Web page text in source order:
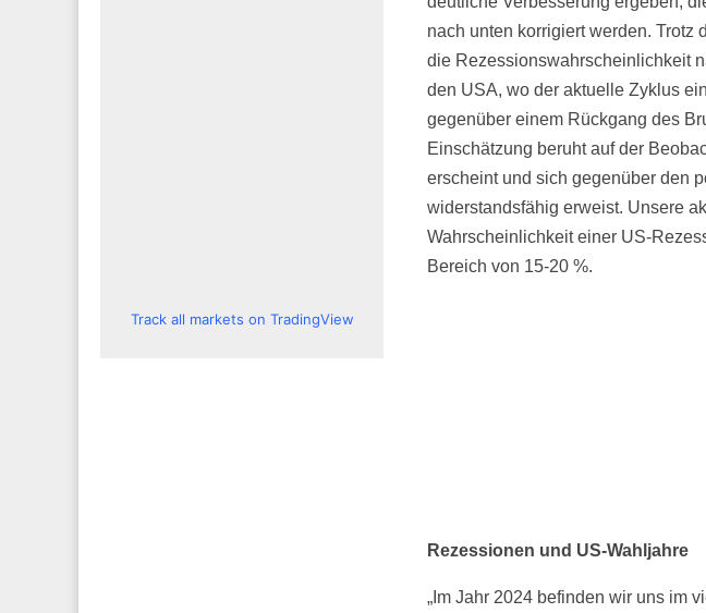
nach unten korrigiert werden. Trotz
die Rezessionswahrscheinlichkeit
den USA, wo der aktuelle Zyklus
gegenüber einem Rückgang des
Einschätzung beruht auf der
erscheint und sich gegenüber den
widerstandsfähig erweist. Unsere
Wahrscheinlichkeit einer US-
Bereich von 15-20 %.
Rezessionen und US-Wahljahre
„Im Jahr 2024 befinden wir uns im
Track all markets on TradingView